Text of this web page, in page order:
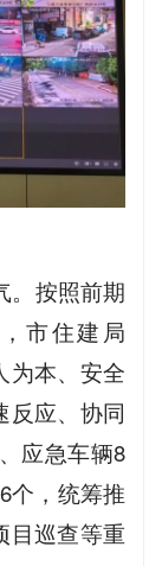
。按照前期
市住建局
为本、安全
反应、协同
应急车辆8
个，统筹推
目巡查等重